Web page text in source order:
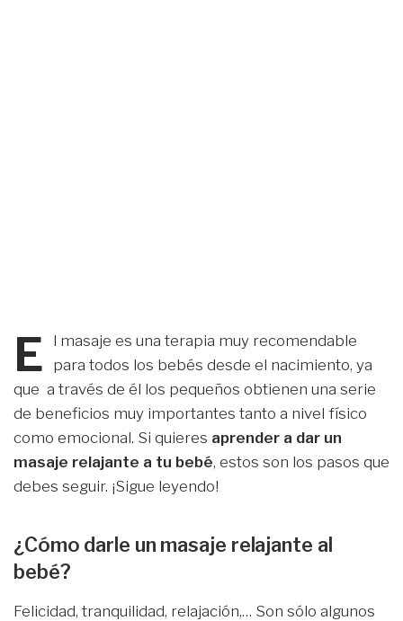
E
l masaje es una terapia muy recomendable
para todos los bebés desde el nacimiento, ya
que a través de él los pequeños obtienen una serie
de beneficios muy importantes tanto a nivel físico
como emocional. Si quieres aprender a dar un
masaje relajante a tu bebé, estos son los pasos que
debes seguir. ¡Sigue leyendo!
¿Cómo darle un masaje relajante al
bebé?
Felicidad, tranquilidad, relajación,… Son sólo algunos